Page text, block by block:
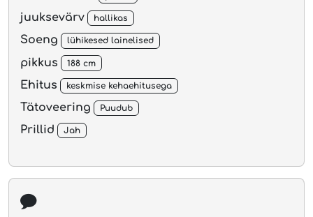
juuksevärv hallikas
Soeng lühikesed lainelised
pikkus 188 cm
Ehitus keskmise kehaehitusega
Tätoveering Puudub
Prillid Jah